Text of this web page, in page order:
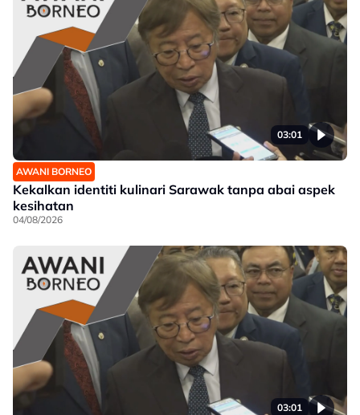
03:01
AWANI BORNEO
Kekalkan identiti kulinari Sarawak tanpa abai aspek
kesihatan
04/08/2026
03:01